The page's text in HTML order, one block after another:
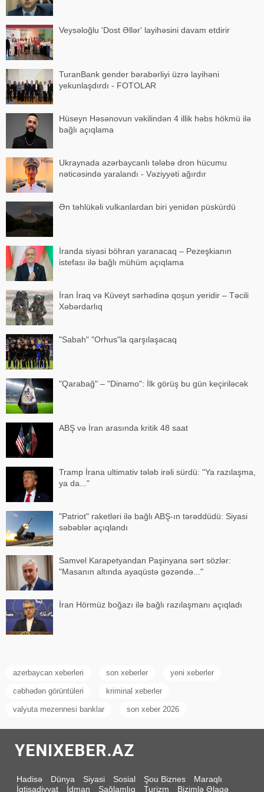
Veysəloğlu 'Dost Əllər' layihəsini davam etdirir
TuranBank gender bərabərliyi üzrə layihəni
yekunlaşdırdı - FOTOLAR
Hüseyn Həsənovun vəkilindən 4 illik həbs hökmü ilə
bağlı açıqlama
Ukraynada azərbaycanlı tələbə dron hücumu
nəticəsində yaralandı - Vəziyyəti ağırdır
Ən təhlükəli vulkanlardan biri yenidən püskürdü
İranda siyasi böhran yaranacaq – Pezeşkianın
istefası ilə bağlı mühüm açıqlama
İran İraq və Küveyt sərhədinə qoşun yeridir – Təcili
Xəbərdarlıq
"Sabah" "Orhus"la qarşılaşacaq
"Qarabağ" – "Dinamo": İlk görüş bu gün keçiriləcək
ABŞ və İran arasında kritik 48 saat
Tramp İrana ultimativ tələb irəli sürdü: "Ya razılaşma,
ya da..."
"Patriot" raketləri ilə bağlı ABŞ-ın tərəddüdü: Siyasi
səbəblər açıqlandı
Samvel Karapetyandan Paşinyana sərt sözlər:
"Masanın altında ayaqüstə gəzəndə..."
İran Hörmüz boğazı ilə bağlı razılaşmanı açıqladı
azerbaycan xeberleri son xeberler yeni xeberler
cəbhədən görüntüleri kriminal xeberler
valyuta mezennesi banklar son xeber 2026
Hadisə Dünya Siyasi Sosial Şou Biznes
Maraqlı
İqtisadiyyat
İdman Sağlamlıq Turizm Bizimlə Əlaqə